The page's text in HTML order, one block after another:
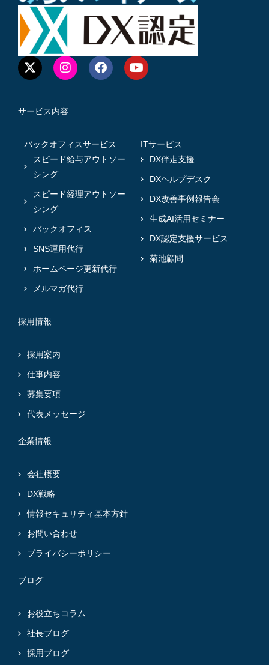
サービス内容
バックオフィスサービス
スピード給与アウトソー
シング
スピード経理アウトソー
シング
バックオフィス
SNS運用代行
ホームページ更新代行
メルマガ代行
ITサービス
DX伴走支援
DXヘルプデスク
DX改善事例報告会
生成AI活用セミナー
DX認定支援サービス
菊池顧問
採用情報
採用案内
仕事内容
募集要項
代表メッセージ
企業情報
会社概要
DX戦略
情報セキュリティ基本方針
お問い合わせ
プライバシーポリシー
ブログ
お役立ちコラム
社長ブログ
採用ブログ